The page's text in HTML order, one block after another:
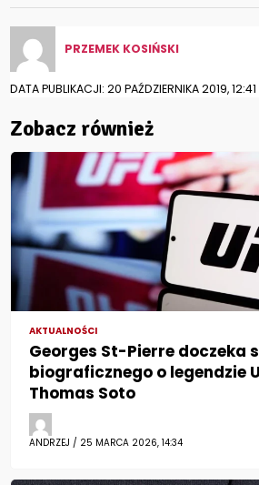
PRZEMEK KOSIŃSKI
DATA PUBLIKACJI: 20 PAŹDZIERNIKA 2019, 12:41
Zobacz również
AKTUALNOŚCI
Georges St-Pierre doczeka
biograficznego o legendzie
Thomas Soto
ANDRZEJ / 25 MARCA 2026, 14:34